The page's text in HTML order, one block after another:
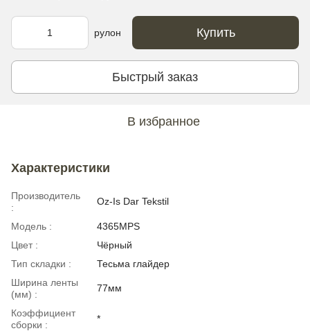
рулон Купить
Быстрый заказ
В избранное
Характеристики
Производитель
:
Oz-Is Dar Tekstil
Модель :
4365MPS
Цвет :
Чёрный
Тип складки :
Тесьма глайдер
Ширина ленты
(мм) :
77мм
Коэффициент
сборки :
*